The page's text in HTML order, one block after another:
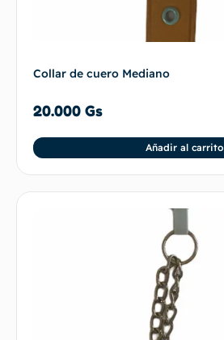
Collar de cuero Mediano
20.000 Gs
Añadir al carrito